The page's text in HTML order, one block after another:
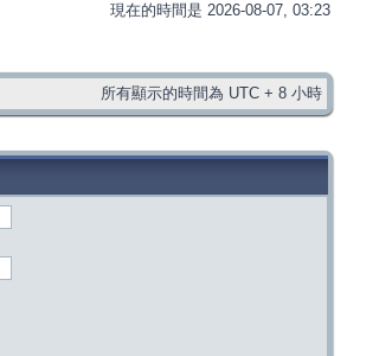
現在的時間是 2026-08-07, 03:23
所有顯示的時間為 UTC + 8 小時